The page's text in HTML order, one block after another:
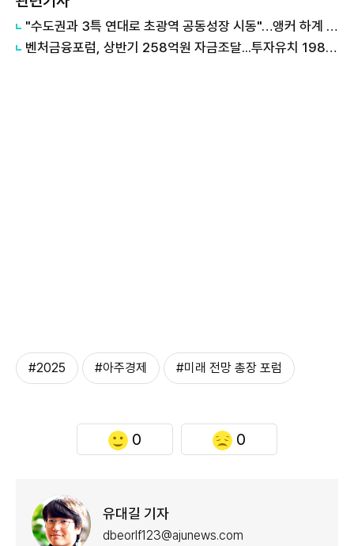
"수도권과 3특 연대로 초광역 공동성장 시동"…앵커 하계 포럼 성료
벤처금융포럼, 상반기 258억원 자금조달...투자유치 198억원
#2025 #아주경제 #미래 전망 총장 포럼
0 0
유대길 기자
dbeorlf123@ajunews.com